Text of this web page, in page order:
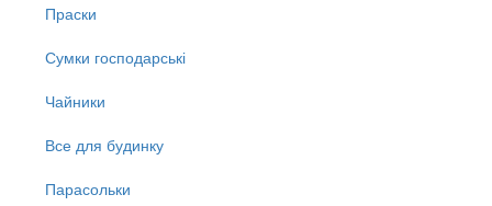
Праски
Сумки господарські
Чайники
Все для будинку
Парасольки